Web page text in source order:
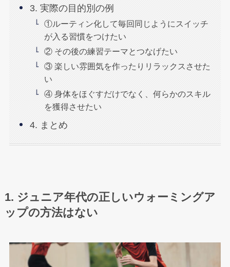
3. 実際の目的別の例
①ルーティン化して毎回同じようにスイッチ
が入る習慣をつけたい
② その後の練習テーマとつなげたい
③ 楽しい雰囲気を作ったりリラックスさせた
い
④ 身体をほぐすだけでなく、何らかのスキル
を獲得させたい
4. まとめ
1. ジュニア年代の正しいウォーミングア
ップの方法はない